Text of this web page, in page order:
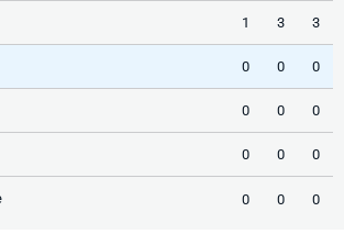
1 3 3
0 0 0
0 0 0
0 0 0
0 0 0